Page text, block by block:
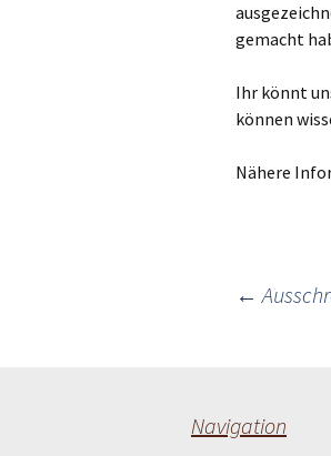
gemacht
Ihr könnt
können
Nähere
←
Navigation